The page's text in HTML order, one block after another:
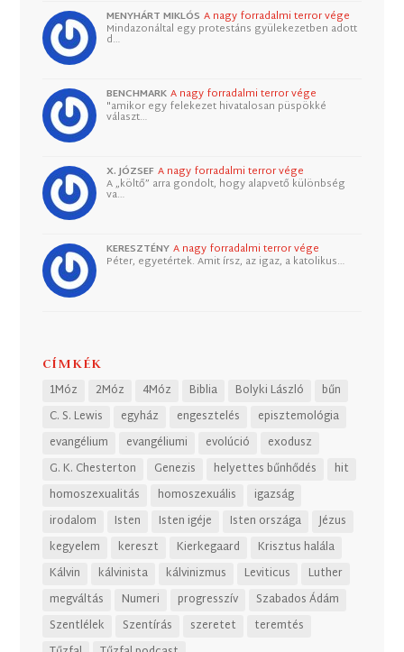
MENYHÁRT MIKLÓS A nagy forradalmi terror vége
Mindazonáltal egy protestáns gyülekezetben adott
d…
BENCHMARK A nagy forradalmi terror vége
"amikor egy felekezet hivatalosan püspökké
választ…
X. JÓZSEF A nagy forradalmi terror vége
A „költő” arra gondolt, hogy alapvető különbség
va…
KERESZTÉNY A nagy forradalmi terror vége
Péter, egyetértek. Amit írsz, az igaz, a katolikus…
CÍMKÉK
1Móz 2Móz 4Móz Biblia Bolyki László
bűn
C. S. Lewis
egyház engesztelés
episztemológia
evangélium
evangéliumi evolúció
exodusz
G. K. Chesterton
Genezis helyettes bűnhődés
hit
homoszexualitás
homoszexuális
igazság
irodalom
Isten Isten igéje Isten országa
Jézus
kegyelem
kereszt Kierkegaard
Krisztus halála
Kálvin
kálvinista kálvinizmus Leviticus
Luther
megváltás
Numeri progresszív
Szabados Ádám
Szentlélek
Szentírás szeretet
teremtés